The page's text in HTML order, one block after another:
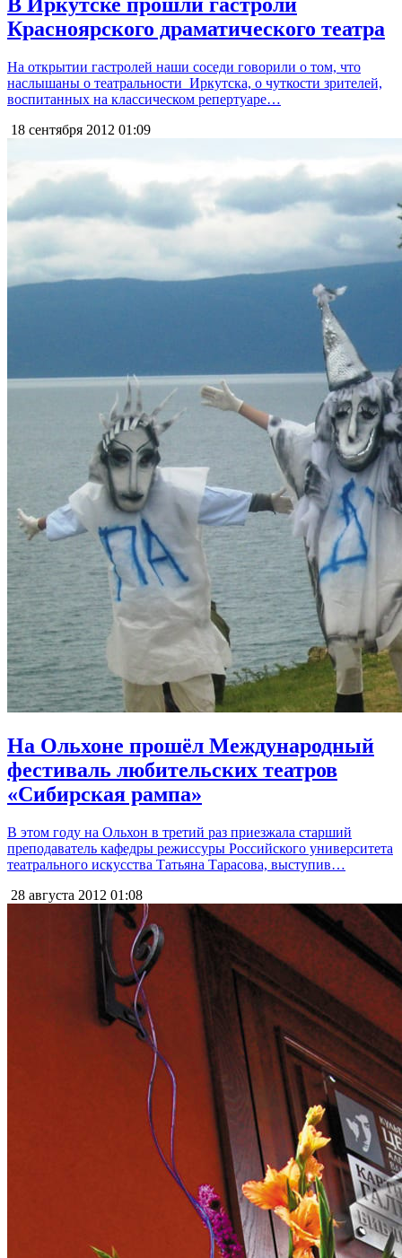
Красноярского драматического театра
На открытии гастролей наши соседи говорили о том, что
наслышаны о театральности Иркутска, о чуткости зрителей,
воспитанных на классическом репертуаре…
18 сентября 2012 01:09
На Ольхоне прошёл Международный
фестиваль любительских театров
«Сибирская рампа»
В этом году на Ольхон в третий раз приезжала старший
преподаватель кафедры режиссуры Российского университета
театрального искусства Татьяна Тарасова, выступив…
28 августа 2012 01:08